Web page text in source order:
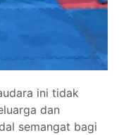
ini tidak
dan
semangat bagi